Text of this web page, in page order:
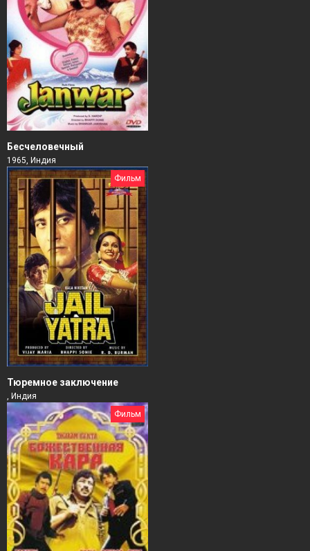
Бесчеловечный
1965, Индия
Фильм
Тюремное заключение
, Индия
Фильм